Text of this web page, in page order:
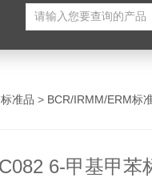
标准品 > BCR/IRMM/ERM标
6-甲基甲苯